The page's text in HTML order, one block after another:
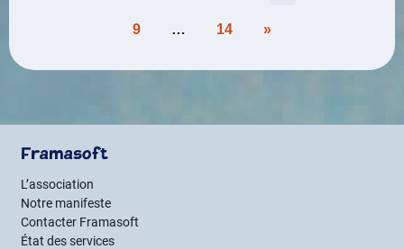
publications
9 … 14 »
Framasoft
L’association
Notre manifeste
Contacter Framasoft
État des services